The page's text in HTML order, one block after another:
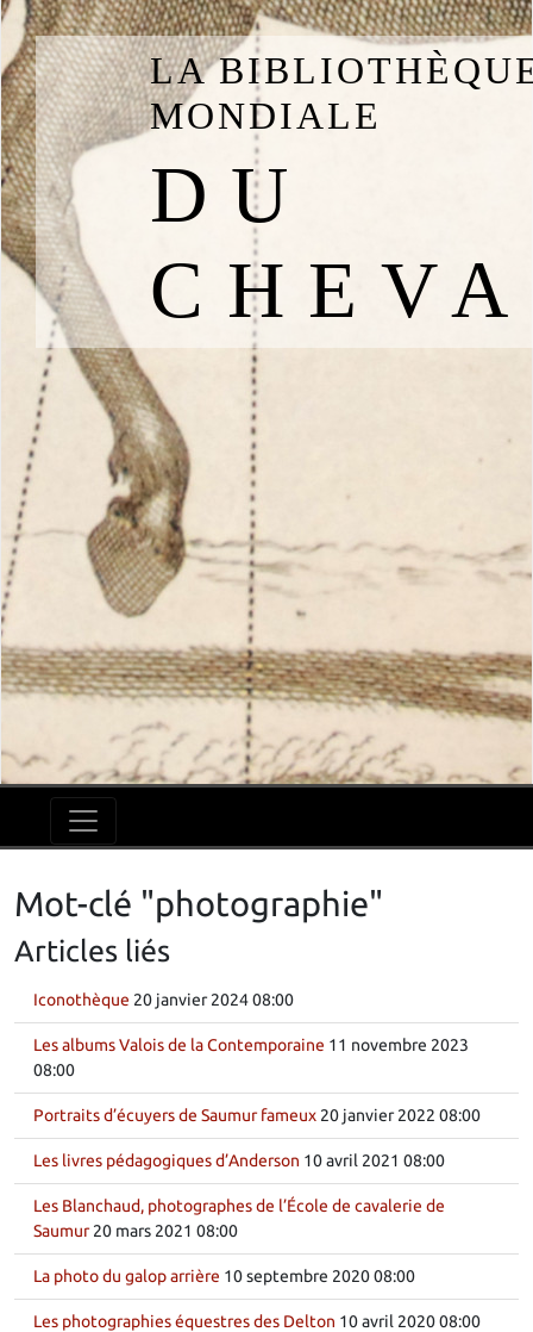
Mot-clé "photographie"
Articles liés
Iconothèque 20 janvier 2024 08:00
Les albums Valois de la Contemporaine 11 novembre 2023
08:00
Portraits d’écuyers de Saumur fameux 20 janvier 2022 08:00
Les livres pédagogiques d’Anderson 10 avril 2021 08:00
Les Blanchaud, photographes de l’École de cavalerie de
Saumur20 mars 2021 08:00
La photo du galop arrière 10 septembre 2020 08:00
Les photographies équestres des Delton 10 avril 2020 08:00
LA
MONDIALE
DU